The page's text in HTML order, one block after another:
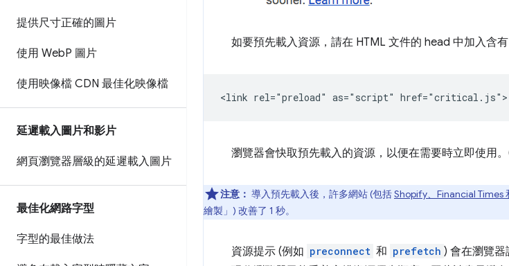
提供尺寸正確的圖片
使用 WebP 圖片
使用映像檔 CDN 最佳化映像檔
延遲載入圖片和影片
網頁瀏覽器層級的延遲載入圖片
最佳化網路字型
字型的最佳做法
如要預先載入資源，請在 HTML 文件的 head 中加入含有
瀏覽器會快取預先載入的資源，以便在需要時立即使用
注意： 導入預先載入後，許多網站 (包括Shopify、Financial Times
繪製」 ) 改善了 1 秒。
資源提示 (例如 preconnect 和 prefetch ) 會在瀏覽